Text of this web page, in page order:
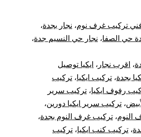
تركيب غرف نوم، نجار بجدة،
حي الصفا، نجار حي النسيم جدة،
، اقرب نجار ، ايكيا توصيل
بجدة، تركيب ايكيا، تركيب
رفوف ايكيا، تركيب سرير
، تركيب سرير ايكيا دورين،
النوم، تركيب غرف النوم بجدة،
، تركيب كنب ايكيا، تركيب